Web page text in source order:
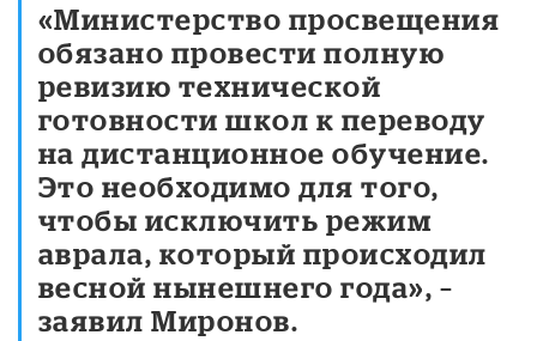
«Министерство просвещения
обязано провести полную
ревизию технической
готовности школ к переводу
на дистанционное обучение.
Это необходимо для того,
чтобы исключить режим
аврала, который происходил
весной нынешнего года», –
заявил Миронов.